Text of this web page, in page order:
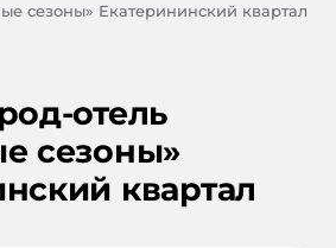
сезоны» Екатерининский квартал
отель
сезоны»
квартал